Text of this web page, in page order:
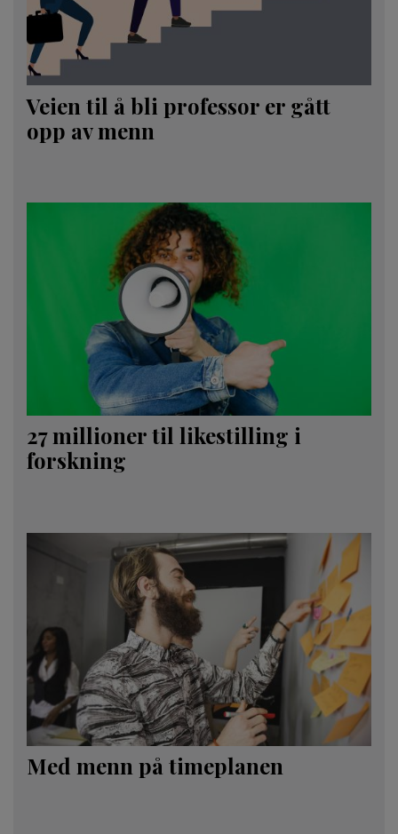
Veien til å bli professor er gått
opp av menn
27 millioner til likestilling i
forskning
Med menn på timeplanen